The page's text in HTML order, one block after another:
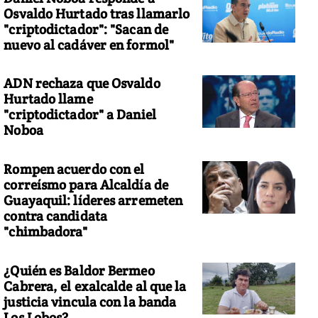
Osvaldo Hurtado tras llamarlo
"criptodictador": "Sacan de
nuevo al cadáver en formol"
ADN rechaza que Osvaldo
Hurtado llame
"criptodictador" a Daniel
Noboa
Rompen acuerdo con el
correísmo para Alcaldía de
Guayaquil: líderes arremeten
contra candidata
"chimbadora"
¿Quién es Baldor Bermeo
Cabrera, el exalcalde al que la
justicia vincula con la banda